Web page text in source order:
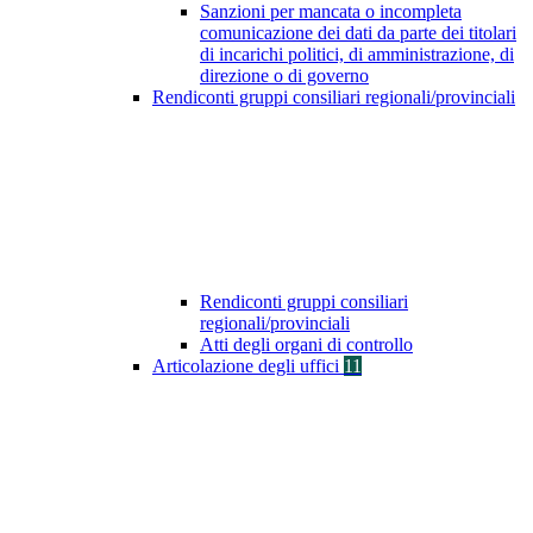
Sanzioni per mancata o incompleta
comunicazione dei dati da parte dei titolari
di incarichi politici, di amministrazione, di
direzione o di governo
Rendiconti gruppi consiliari regionali/provinciali
Rendiconti gruppi consiliari
regionali/provinciali
Atti degli organi di controllo
Articolazione degli uffici 11